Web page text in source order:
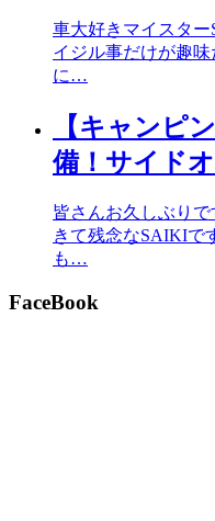
車大好きマイスター
イジル事だけが趣
に…
【キャンピ
備！サイド
皆さんお久しぶり
きて残念なSAIKIで
も…
FaceBook